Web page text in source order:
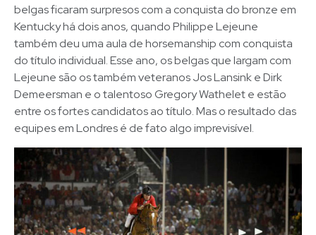
belgas ficaram surpresos com a conquista do bronze em
Kentucky há dois anos, quando Philippe Lejeune
também deu uma aula de horsemanship com conquista
do título individual. Esse ano, os belgas que largam com
Lejeune são os também veteranos Jos Lansink e Dirk
Demeersman e o talentoso Gregory Wathelet e estão
entre os fortes candidatos ao título. Mas o resultado das
equipes em Londres é de fato algo imprevisível.